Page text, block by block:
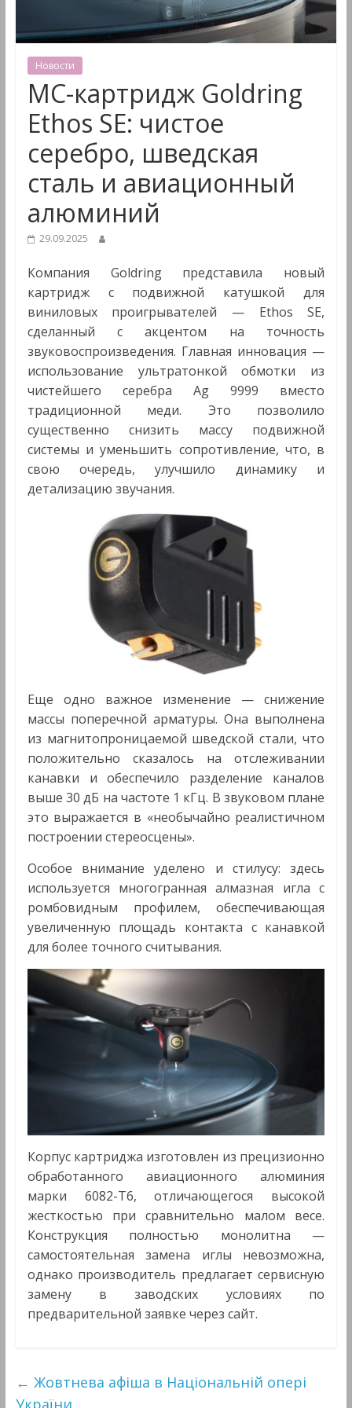
Мультимедиа
Новости
MC-картридж Goldring
Ethos SE: чистое
серебро, шведская
сталь и авиационный
алюминий
29.09.2025
Компания Goldring представила новый
картридж с подвижной катушкой для
виниловых проигрывателей — Ethos SE,
сделанный с акцентом на точность
звуковоспроизведения. Главная инновация —
использование ультратонкой обмотки из
чистейшего серебра Ag 9999 вместо
традиционной меди. Это позволило
существенно снизить массу подвижной
системы и уменьшить сопротивление, что, в
свою очередь, улучшило динамику и
детализацию звучания.
Еще одно важное изменение — снижение
массы поперечной арматуры. Она выполнена
из магнитопроницаемой шведской стали, что
положительно сказалось на отслеживании
канавки и обеспечило разделение каналов
выше 30 дБ на частоте 1 кГц. В звуковом плане
это выражается в «необычайно реалистичном
построении стереосцены».
Особое внимание уделено и стилусу: здесь
используется многогранная алмазная игла с
ромбовидным профилем, обеспечивающая
увеличенную площадь контакта с канавкой
для более точного считывания.
Корпус картриджа изготовлен из прецизионно
обработанного авиационного алюминия
марки 6082-T6, отличающегося высокой
жесткостью при сравнительно малом весе.
Конструкция полностью монолитна —
самостоятельная замена иглы невозможна,
однако производитель предлагает сервисную
замену в заводских условиях по
предварительной заявке через сайт.
← Жовтнева афіша в Національній опері